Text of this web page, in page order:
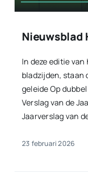
Nieuwsblad
In deze editie van
bladzijden, staan
geleide Op
Verslag van de
Jaarverslag van
23 februari 2026